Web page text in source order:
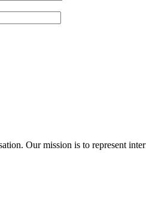
Our mission is to represent